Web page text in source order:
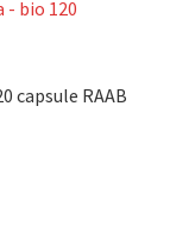
capsule RAAB